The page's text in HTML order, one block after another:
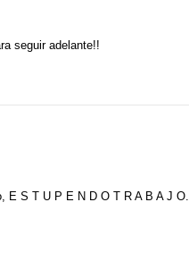
seguir adelante!!
E S T U P E N D O T R A B A J O.